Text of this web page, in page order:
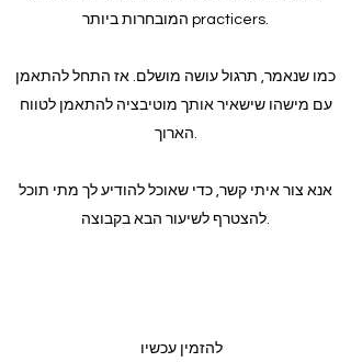
המובחרות ביותר practicers.
כמו שנאמר, תרגול עושה מושלם. אז התחל להתאמן
עם מישהו שישאיר אותך מוטיבציה להתאמן לטווח
הארוך.
אנא צור איתי קשר, כדי שאוכל להודיע לך מתי תוכל
להצטרף לשיעור הבא בקבוצה.
להזמין עכשיו